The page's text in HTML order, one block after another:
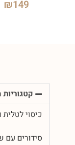
₪149
כיסוי לטלית
סידורים עם